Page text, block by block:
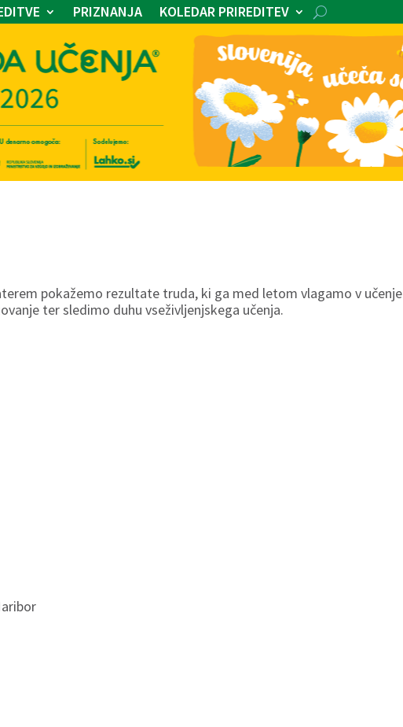
PRIZNANJA KOLEDAR PRIREDITEV
pokažemo rezultate truda, ki ga med letom vlagamo v učenje
ter sledimo duhu vseživljenjskega učenja.